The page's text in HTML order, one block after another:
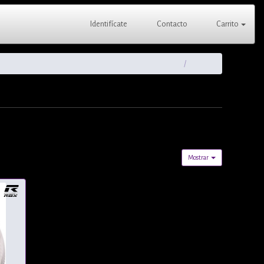
Identifícate Contacto Carrito
Mostrar